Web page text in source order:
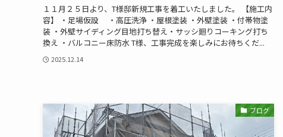
１１月２５日より、T様邸新規工事を着工いたしました。 【施工内
容】 ・足場仮設 ・高圧洗浄 ・屋根塗装 ・外壁塗装 ・付帯物塗
装 ・外壁サイディング目地打ち替え・サッシ廻りコーキング打ち
換え ・バルコニー床防水 T様、工事完成を楽しみにお待ちくだ...
2025.12.14
ブログ